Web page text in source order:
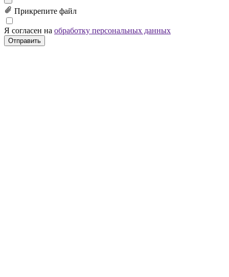
Прикрепите файл
Я согласен на обработку персональных данных